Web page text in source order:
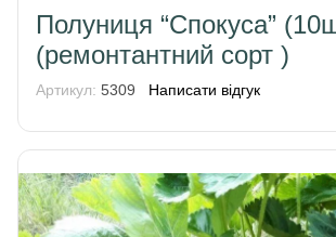
Полуниця “Спокуса”
(ремонтантний сорт )
Артикул: 5309 Написати відгук